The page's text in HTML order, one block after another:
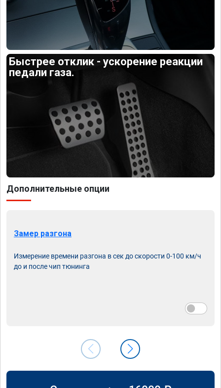
Быстрее отклик - ускорение реакции
педали газа.
Дополнительные опции
Замер разгона
Измерение времени разгона в сек до скорости 0-100 км/ч
до и после чип тюнинга